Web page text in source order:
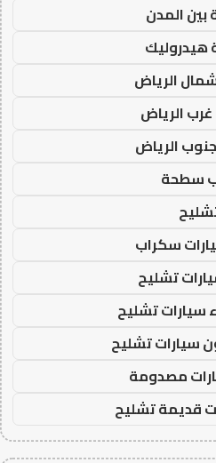
المدن
الرياض
الرياض
الرياض
سطحة
سكراب
تشليح
سيارات تشليح
سيارات تشليح
مصدومة
قديمة تشليح